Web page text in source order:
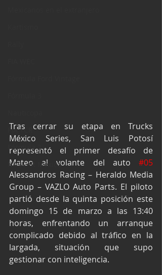
FIA TCR
Fórmula 2
NASCAR México
Tras cerrar su etapa en Trucks
México Series, San Luis Potosí
representó el primer desafío de
Mateo al volante del auto #05
Alessandros Racing – Heraldo Media
Group – VAZLO Auto Parts. El piloto
partió desde la quinta posición este
domingo 15 de marzo a las 13:40
horas, enfrentando un arranque
complicado debido al tráfico en la
largada, situación que supo
gestionar con inteligencia.